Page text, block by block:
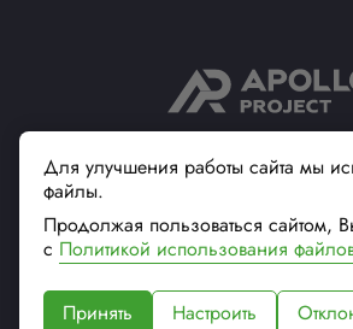
современной упаковки
Вся информация на сайте,
характеристик, наличия на складе,
информационный характер и не является
437 ГК РФ)
Для улучшения работы сайта мы
файлы.
Продолжая пользоваться сайтом,
с Политикой использования
Принять Настроить